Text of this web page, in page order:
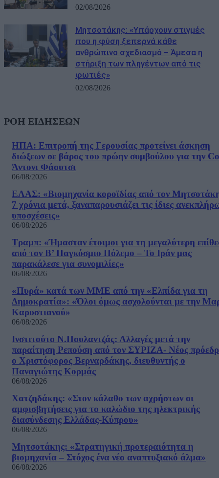
02/08/2026
Μητσοτάκης: «Υπάρχουν στιγμές
που η φύση ξεπερνά κάθε
ανθρώπινο σχεδιασμό – Άμεσα η
στήριξη των πληγέντων από τις
φωτιές»
02/08/2026
ΡΟΗ ΕΙΔΗΣΕΩΝ
ΗΠΑ: Επιτροπή της Γερουσίας προτείνει άσκηση
διώξεων σε βάρος του πρώην συμβούλου για την
Άντονι Φάουτσι
06/08/2026
ΕΛΑΣ: «Βιομηχανία κοροϊδίας από τον
7 χρόνια μετά, ξαναπαρουσιάζει τις ίδιες
υποσχέσεις»
06/08/2026
Τραμπ: «Ήμασταν έτοιμοι για τη μεγαλύτερη
από τον Β’ Παγκόσμιο Πόλεμο – Το Ιράν μας
παρακάλεσε για συνομιλίες»
06/08/2026
«Πυρά» κατά των ΜΜΕ από την «Ελπίδα για τη
Δημοκρατία»: «Όλοι όμως ασχολούνται με την
Καρυστιανού»
06/08/2026
Ινστιτούτο Ν.Πουλαντζάς: Αλλαγές μετά την
παραίτηση Ρεπούση από τον ΣΥΡΙΖΑ- Νέος
ο Χριστόφορος Βερναρδάκης, διευθυντής ο
Παναγιώτης Κορμάς
06/08/2026
Χατζηδάκης: «Στον κάλαθο των αχρήστων οι
αμφισβητήσεις για το καλώδιο της ηλεκτρικής
διασύνδεσης Ελλάδας-Κύπρου»
06/08/2026
Μητσοτάκης: «Στρατηγική προτεραιότητα η
βιομηχανία – Στόχος ένα νέο αναπτυξιακό άλμα»
06/08/2026